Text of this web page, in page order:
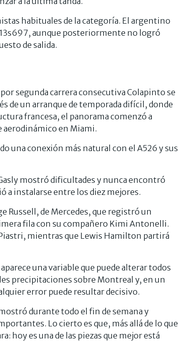
habituales de la categoría. El argentino
aunque posteriormente no logró
de salida.
segunda carrera consecutiva Colapinto se
de un arranque de temporada difícil, donde
francesa, el panorama comenzó a
aerodinámico en Miami.
una conexión más natural con el A526 y sus
mostró dificultades y nunca encontró
a instalarse entre los diez mejores.
Russell, de Mercedes, que registró un
fila con su compañero Kimi Antonelli.
mientras que Lewis Hamilton partirá
una variable que puede alterar todos
precipitaciones sobre Montreal y, en un
error puede resultar decisivo.
durante todo el fin de semana y
Lo cierto es que, más allá de lo que
hoy es una de las piezas que mejor está